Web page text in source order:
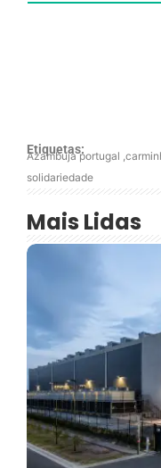
Etiquetas:
Azambuja portugal
solidariedade
Mais Lidas